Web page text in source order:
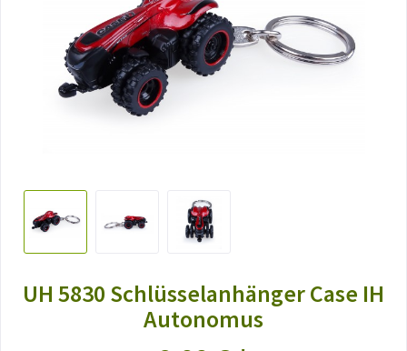
UH 5830 Schlüsselanhänger Case IH
Autonomus